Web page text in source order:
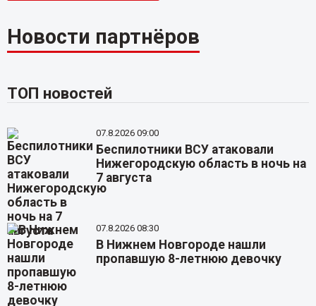
Новости партнёров
ТОП новостей
07.8.2026 09:00
Беспилотники ВСУ атаковали
Нижегородскую область в ночь на
7 августа
07.8.2026 08:30
В Нижнем Новгороде нашли
пропавшую 8-летнюю девочку